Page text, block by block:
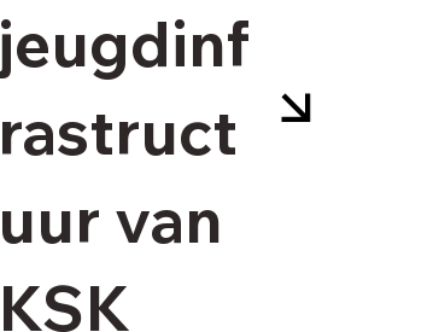
jeugdinf
rastruct
uur van
KSK